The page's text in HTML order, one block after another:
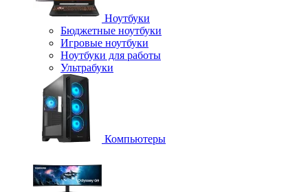
Ноутбуки
Бюджетные ноутбуки
Игровые ноутбуки
Ноутбуки для работы
Ультрабуки
Компьютеры